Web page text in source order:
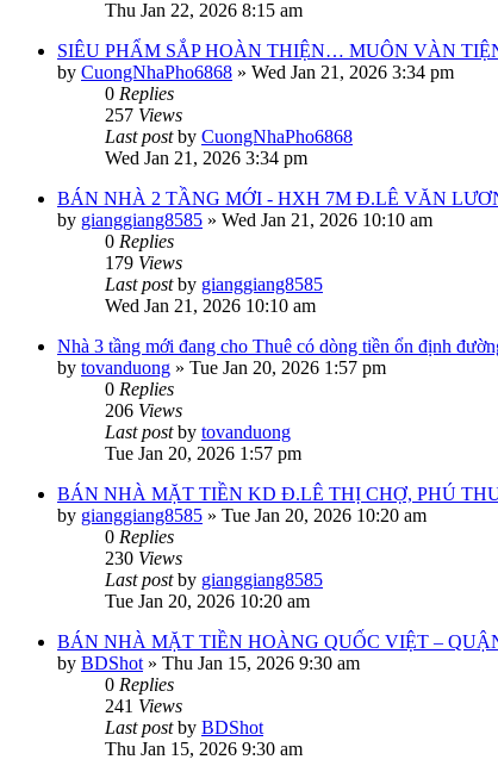
Thu Jan 22, 2026 8:15 am
SIÊU PHẨM SẮP HOÀN THIỆN… MUÔN VÀN
by CuongNhaPho6868 » Wed Jan 21, 2026 3:34 pm
0 Replies
257 Views
Last postby CuongNhaPho6868
Wed Jan 21, 2026 3:34 pm
BÁN NHÀ 2 TẦNG MỚI - HXH 7M Đ.LÊ VĂN
by gianggiang8585 » Wed Jan 21, 2026 10:10 am
0 Replies
179 Views
Last postby gianggiang8585
Wed Jan 21, 2026 10:10 am
Nhà 3 tầng mới đang cho Thuê có dòng tiền ổn định
by tovanduong » Tue Jan 20, 2026 1:57 pm
0 Replies
206 Views
Last postby tovanduong
Tue Jan 20, 2026 1:57 pm
BÁN NHÀ MẶT TIỀN KD Đ.LÊ THỊ CHỢ, PHÚ
by gianggiang8585 » Tue Jan 20, 2026 10:20 am
0 Replies
230 Views
Last postby gianggiang8585
Tue Jan 20, 2026 10:20 am
BÁN NHÀ MẶT TIỀN HOÀNG QUỐC VIỆT –
by BDShot » Thu Jan 15, 2026 9:30 am
0 Replies
241 Views
Last postby BDShot
Thu Jan 15, 2026 9:30 am